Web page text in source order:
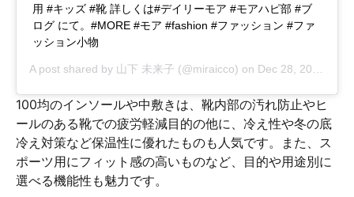
用 #キッズ #靴 詳しくは#デイリーモア #モアハピ部 #ブ
ログ にて。#MORE #モア #fashion #ファッション #ファ
ッション小物
A post shared by 山下 未来子 (@miraicco) on Dec 28, 2017 at 8:44pm PST
100均のインソールや中敷きは、靴内部の汚れ防止やヒ
ールのある靴での疲労軽減目的の他に、冷え性や冬の底
冷え対策など保温性に優れたものも人気です。また、ス
ポーツ用にフィット感の高いものなど、目的や用途別に
選べる機能性も魅力です。